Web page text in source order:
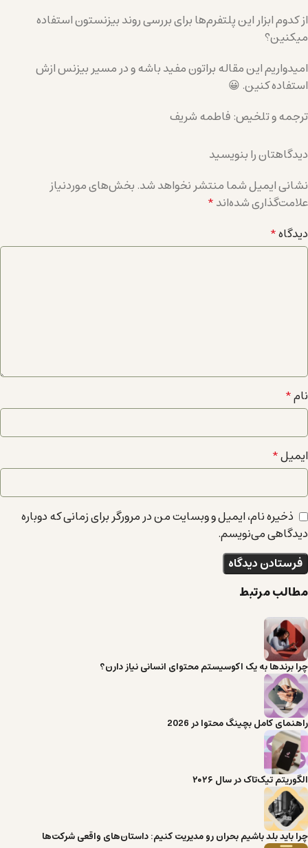
از کدوم ابزار این پلتفرم‌ها برای بررسی روند بیزنستون استفاده
میکنین؟
امیدواریم این مقاله براتون مفید باشه و در مسیر بیزنس ازش
استفاده کنین. 😀
ترجمه و تلخیص: فاطمه شریف
دیدگاهتان را بنویسید
نشانی ایمیل شما منتشر نخواهد شد. بخش‌های موردنیاز
علامت‌گذاری شده‌اند*
دیدگاه*
نام*
ایمیل*
ذخیره نام، ایمیل و وبسایت من در مرورگر برای زمانی که دوباره
دیدگاهی می‌نویسم.
مطالب مرتبط
چرا برندها به یک اکوسیستم محتوای انسانی نیاز دارن؟
راهنمای کامل بچینگ محتوا در 2026
الگوریتم تیک‌تاک در سال ۲۰۲۶
چرا باید بلد باشیم بحران رو مدیریت کنیم: داستان‌های واقعی شرکت‌ها